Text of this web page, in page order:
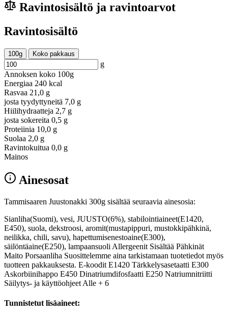
Ravintosisältö ja ravintoarvot
Ravintosisältö
100g Koko pakkaus
g
Annoksen koko 100g
Energiaa 240 kcal
Rasvaa 21,0 g
josta tyydyttyneitä 7,0 g
Hiilihydraatteja 2,7 g
josta sokereita 0,5 g
Proteiinia 10,0 g
Suolaa 2,0 g
Ravintokuitua 0,0 g
Mainos
Ainesosat
Tammisaaren Juustonakki 300g sisältää seuraavia ainesosia:
Sianliha(Suomi), vesi, JUUSTO(6%), stabilointiaineet(E1420,
E450), suola, dekstroosi, aromit(mustapippuri, mustokkipähkinä,
neilikka, chili, savu), hapettumisenestoaine(E300),
säilöntäaine(E250), lampaansuoli Allergeenit Sisältää Pähkinät
Maito Porsaanliha Suosittelemme aina tarkistamaan tuotetiedot myös
tuotteen pakkauksesta. E-koodit E1420 Tärkkelysasetaatti E300
Askorbiinihappo E450 Dinatriumdifosfaatti E250 Natriumnitriitti
Säilytys- ja käyttöohjeet Alle + 6
Tunnistetut lisäaineet: